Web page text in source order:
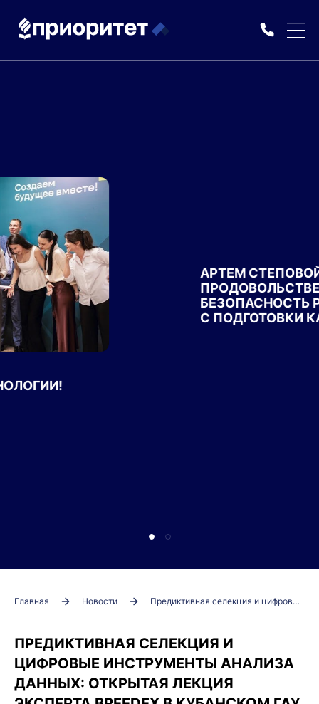
КУРС НА БИОТЕХНОЛОГИИ!
Главная Новости Предиктивная селекция и цифровые инструменты анализа данных: открытая лекция эксперта BreedEx в Кубанском ГАУ
ПРЕДИКТИВНАЯ СЕЛЕКЦИЯ И
ЦИФРОВЫЕ ИНСТРУМЕНТЫ АНАЛИЗА
ДАННЫХ: ОТКРЫТАЯ ЛЕКЦИЯ